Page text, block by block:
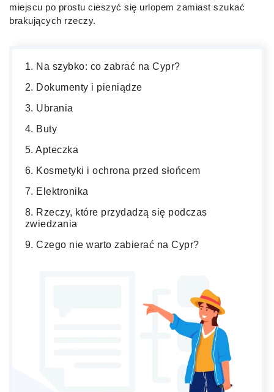
miejscu po prostu cieszyć się urlopem zamiast szukać
brakujących rzeczy.
Na szybko: co zabrać na Cypr?
Dokumenty i pieniądze
Ubrania
Buty
Apteczka
Kosmetyki i ochrona przed słońcem
Elektronika
Rzeczy, które przydadzą się podczas
zwiedzania
Czego nie warto zabierać na Cypr?